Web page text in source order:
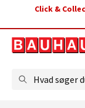
Click &
Hvad søger